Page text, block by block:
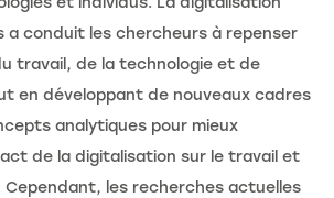
a conduit les chercheurs à repenser
travail, de la technologie et de
en développant de nouveaux cadres
analytiques pour mieux
de la digitalisation sur le travail et
Cependant, les recherches actuelles